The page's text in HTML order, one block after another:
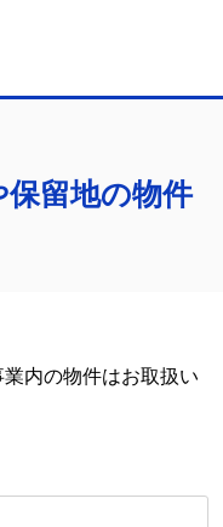
留地の物件
内の物件はお取扱い